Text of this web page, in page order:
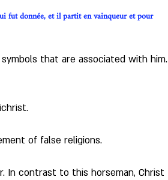
fut donnée, et il partit en vainqueur et pour
that are associated with him.
of false religions.
In contrast to this horseman, Christ